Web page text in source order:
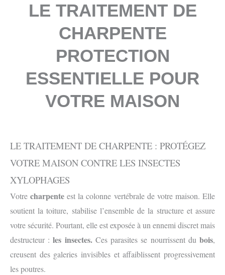
LE TRAITEMENT DE
CHARPENTE
PROTECTION
ESSENTIELLE POUR
VOTRE MAISON
LE TRAITEMENT DE CHARPENTE : PROTÉGEZ
VOTRE MAISON CONTRE LES INSECTES
XYLOPHAGES
Votrecharpente est la colonne vertébrale de votre maison. Elle
soutient la toiture, stabilise l’ensemble de la structure et assure
votre sécurité. Pourtant, elle est exposée à un ennemi discret mais
destructeur : les insectes.Ces parasites se nourrissent dubois,
creusent des galeries invisibles et affaiblissent progressivement
les poutres.